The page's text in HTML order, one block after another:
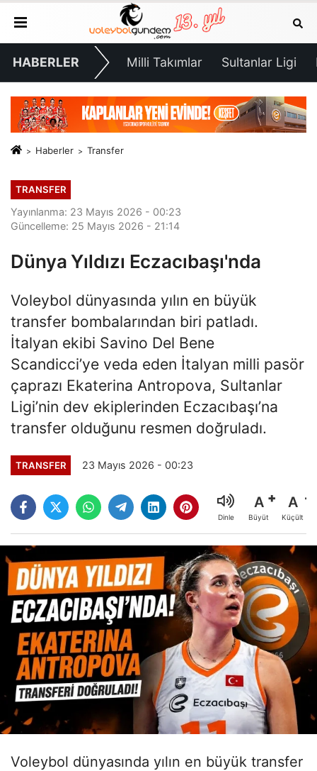
HABERLER Milli Takımlar Sultanlar Ligi
Haberler Transfer
TRANSFER
Yayınlanma: 23 Mayıs 2026 - 00:23
Güncelleme: 25 Mayıs 2026 - 21:14
Dünya Yıldızı Eczacıbaşı'nda
Voleybol dünyasında yılın en büyük
transfer bombalarından biri patladı.
İtalyan ekibi Savino Del Bene
Scandicci’ye veda eden İtalyan milli pasör
çaprazı Ekaterina Antropova, Sultanlar
Ligi’nin dev ekiplerinden Eczacıbaşı’na
transfer olduğunu resmen doğruladı.
TRANSFER 23 Mayıs 2026 - 00:23
Dinle
A
Büyüt
A
Küçült
Voleybol dünyasında yılın en büyük transfer